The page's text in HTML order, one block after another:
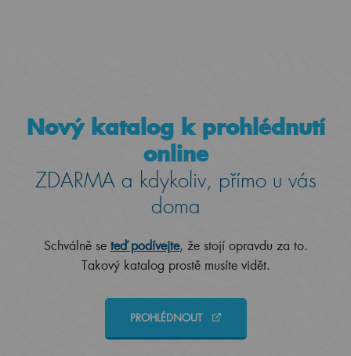
Nový katalog k prohlédnutí
online
ZDARMA a kdykoliv, přímo u vás
doma
Schválně se teď podívejte, že stojí opravdu za to.
Takový katalog prostě musíte vidět.
PROHLÉDNOUT